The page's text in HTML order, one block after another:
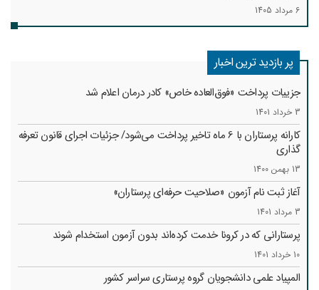
6 مرداد 1405
پر بازدید ترین اخبار
جزییات پرداخت «فوق‌العاده خاص» کادر درمان اعلام شد
3 خرداد 1401
کارانه‌ پرستاران با 6 ماه تاخیر پرداخت می‌شود/ جزئیات اجرای قانون تعرفه
گذاری
13 بهمن 1400
آغاز ثبت نام آزمون «صلاحیت حرفه‌ای پرستاران»
3 مرداد 1401
پرستارانی که در کرونا خدمت کرد‌ه‌اند بدون آزمون استخدام شوند
10 خرداد 1401
المپیاد علمی دانشجویان گروه پرستاری سراسر کشور